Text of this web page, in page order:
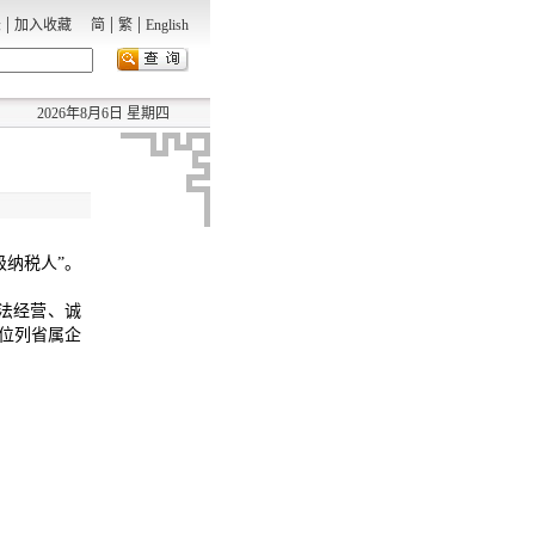
| 加入收藏 简 | 繁 | English
2026年8月6日 星期四